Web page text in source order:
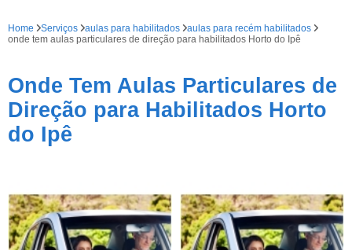
Home Serviços aulas para habilitados
aulas para recém habilitados
onde tem aulas particulares de direção para habilitados Horto do Ipê
Onde Tem Aulas Particulares de
Direção para Habilitados Horto
do Ipê